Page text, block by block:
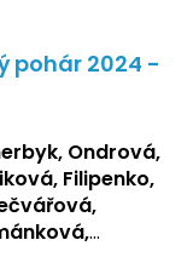
pohár 2024 -
Ondrová,
Filipenko,